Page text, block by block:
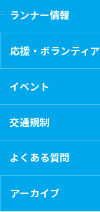
ランナー情報
応援・ボランティア
イベント
交通規制
よくある質問
アーカイブ